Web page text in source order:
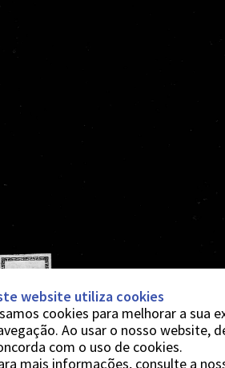
website utiliza cookies
cookies para melhorar a sua
Ao usar o nosso website,
com o uso de cookies.
mais informações, consulte a